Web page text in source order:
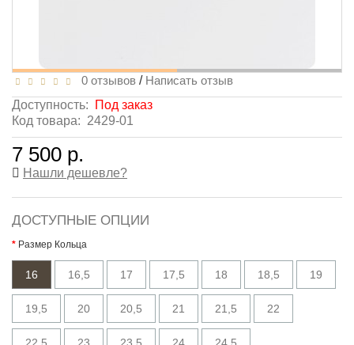
0 отзывов / Написать отзыв
Доступность:
Под заказ
Код товара: 2429-01
7 500 р.
Нашли дешевле?
ДОСТУПНЫЕ ОПЦИИ
Размер Кольца
16 16,5 17 17,5 18 18,5 19
19,5 20 20,5 21 21,5 22